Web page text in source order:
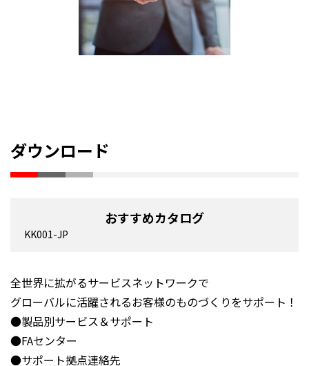
ダウンロード
おすすめカタログ
KK001-JP
全世界に拡がるサービスネットワークで
グローバルに活躍されるお客様のものづくりをサポート！
●製品別サービス＆サポート
●FAセンター
●サポート拠点連絡先